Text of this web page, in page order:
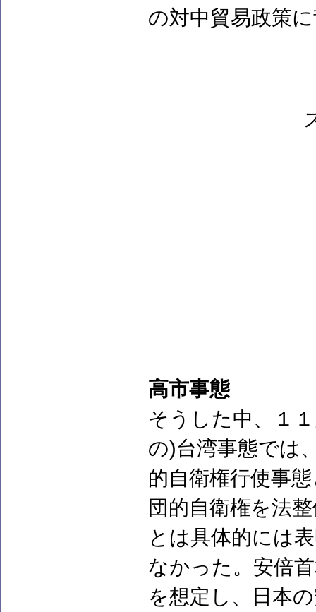
の対中貿易政策
高市事態
そうした中、１
の)台湾事態では
的自衛権行使事
団的自衛権を法
とは具体的には
なかった。安倍
を想定し、日本